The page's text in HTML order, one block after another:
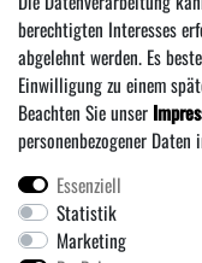
Über uns
Vertrag wiederrufen
berechtigten Interesses
abgelehnt werden. Es
Einwilligung zu einem
Beachten Sie unser
personenbezogener Daten
Essenziell
Statistik
Marketing